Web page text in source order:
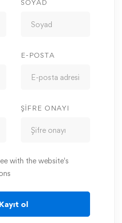
SOYAD
E-POSTA
ŞIFRE ONAYI
with the website's
Kayıt ol